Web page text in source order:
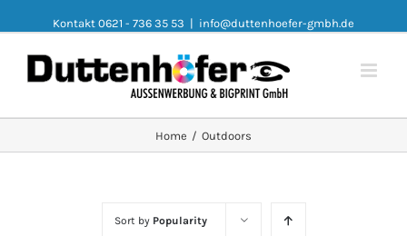
Kontakt 0621 - 736 35 53 | info@duttenhoefer-gmbh.de
Home / Outdoors
Sort by Popularity